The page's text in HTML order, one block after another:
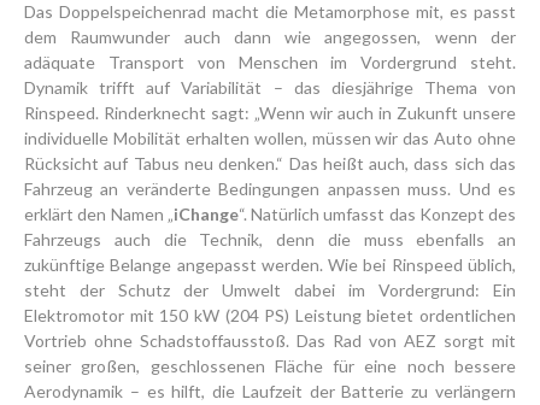
Das Doppelspeichenrad macht die Metamorphose mit, es passt
dem Raumwunder auch dann wie angegossen, wenn der
adäquate Transport von Menschen im Vordergrund steht.
Dynamik trifft auf Variabilität – das diesjährige Thema von
Rinspeed. Rinderknecht sagt: „Wenn wir auch in Zukunft unsere
individuelle Mobilität erhalten wollen, müssen wir das Auto ohne
Rücksicht auf Tabus neu denken.“ Das heißt auch, dass sich das
Fahrzeug an veränderte Bedingungen anpassen muss. Und es
erklärt den Namen „iChange“. Natürlich umfasst das Konzept des
Fahrzeugs auch die Technik, denn die muss ebenfalls an
zukünftige Belange angepasst werden. Wie bei Rinspeed üblich,
steht der Schutz der Umwelt dabei im Vordergrund: Ein
Elektromotor mit 150 kW (204 PS) Leistung bietet ordentlichen
Vortrieb ohne Schadstoffausstoß. Das Rad von AEZ sorgt mit
seiner großen, geschlossenen Fläche für eine noch bessere
Aerodynamik – es hilft, die Laufzeit der Batterie zu verlängern